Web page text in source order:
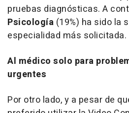
pruebas diagnósticas. A
Psicología (19%) ha sido la
especialidad más solicitada.
Al médico solo para
urgentes
Por otro lado, y a pesar de